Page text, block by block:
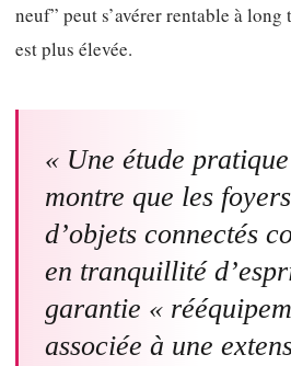
neuf” peut s’avérer rentable à
est plus élevée.
« Une étude
montre que les
d’objets connectés
en tranquillité
garantie «
associée à une